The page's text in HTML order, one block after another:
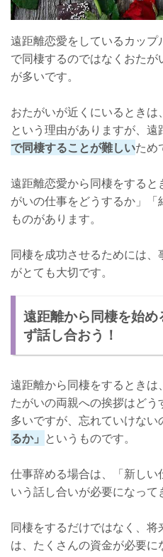
遠距離恋愛をしているカッ
で同棲するのではなくおた
が多いです。
おたがいが近くにいるときは
という理由がありますが、遠
で同棲することが難しいため
遠距離恋愛から同棲をする
がいの仕事をどうするか」
ものがあります。
同棲を成功させるためには
がとても大切です。
遠距離から同棲を始
ず話し合おう！
遠距離から同棲をするとき
たがいの両親への挨拶はど
多いですが、忘れていけない
るか」 というものです。
仕事辞める場合は、「新し
いう話し合いが必要になって
同棲をするだけではなく、
は、たくさんの資金が必要に